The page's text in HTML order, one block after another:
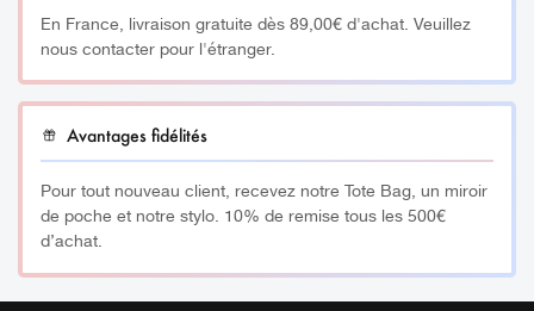
DOUCEUR SUR LA PEAU ET S’ESSUIE FACILEMENT
AVEC UN COTON HUMIDE.
PARFAIT POUR LE BROW MAPPING
ASSURE DES CONTOURS NETS
_________
CONSEILS D’UTILISATION :
Préparation :Assurez-vous que la peau est propre et
En France, livraison gratuite dès 89,00€ d'achat. Veuillez
nous contacter pour l'étranger.
Avantages fidélités
Pour tout nouveau client, recevez notre Tote Bag, un miroir
de poche et notre stylo. 10% de remise tous les 500€
d’achat.